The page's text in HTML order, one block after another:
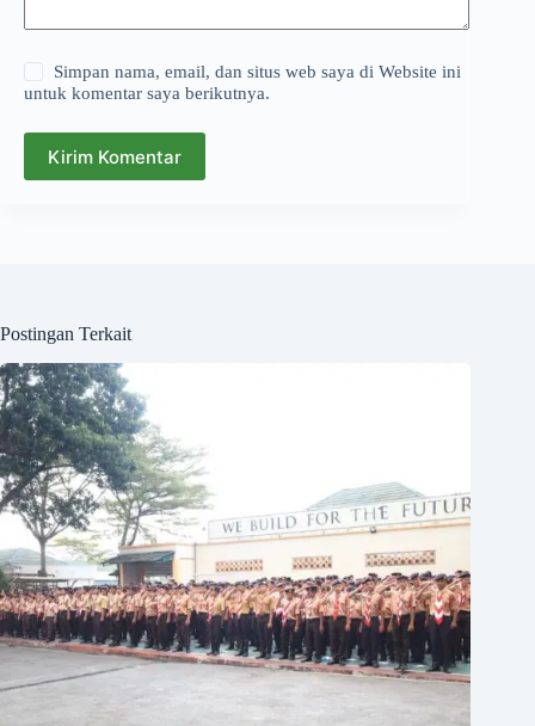
Simpan nama, email, dan situs web saya di Website ini
untuk komentar saya berikutnya.
Kirim Komentar
Postingan Terkait